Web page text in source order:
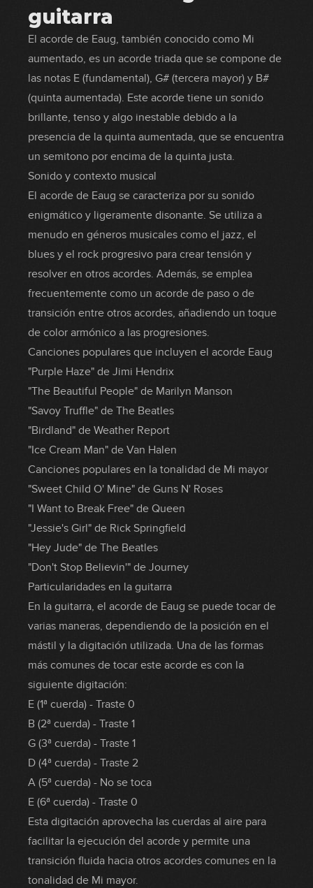
guitarra
El acorde de Eaug, también conocido como Mi
aumentado, es un acorde triada que se compone de
las notas E (fundamental), G# (tercera mayor) y B#
(quinta aumentada). Este acorde tiene un sonido
brillante, tenso y algo inestable debido a la
presencia de la quinta aumentada, que se encuentra
un semitono por encima de la quinta justa.
Sonido y contexto musical
El acorde de Eaug se caracteriza por su sonido
enigmático y ligeramente disonante. Se utiliza a
menudo en géneros musicales como el jazz, el
blues y el rock progresivo para crear tensión y
resolver en otros acordes. Además, se emplea
frecuentemente como un acorde de paso o de
transición entre otros acordes, añadiendo un toque
de color armónico a las progresiones.
Canciones populares que incluyen el acorde Eaug
"Purple Haze" de Jimi Hendrix
"The Beautiful People" de Marilyn Manson
"Savoy Truffle" de The Beatles
"Birdland" de Weather Report
"Ice Cream Man" de Van Halen
Canciones populares en la tonalidad de Mi mayor
"Sweet Child O' Mine" de Guns N' Roses
"I Want to Break Free" de Queen
"Jessie's Girl" de Rick Springfield
"Hey Jude" de The Beatles
"Don't Stop Believin'" de Journey
Particularidades en la guitarra
En la guitarra, el acorde de Eaug se puede tocar de
varias maneras, dependiendo de la posición en el
mástil y la digitación utilizada. Una de las formas
más comunes de tocar este acorde es con la
siguiente digitación:
E (1ª cuerda) - Traste 0
B (2ª cuerda) - Traste 1
G (3ª cuerda) - Traste 1
D (4ª cuerda) - Traste 2
A (5ª cuerda) - No se toca
E (6ª cuerda) - Traste 0
Esta digitación aprovecha las cuerdas al aire para
facilitar la ejecución del acorde y permite una
transición fluida hacia otros acordes comunes en la
tonalidad de Mi mayor.